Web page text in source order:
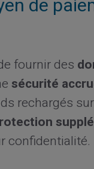
de
fournir des
sécurité
rechargés
confidentialité.